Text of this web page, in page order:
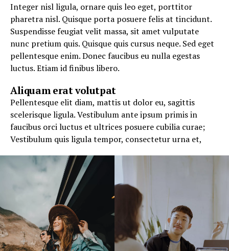
Integer nisl ligula, ornare quis leo eget, porttitor
pharetra nisl. Quisque porta posuere felis at tincidunt.
Suspendisse feugiat velit massa, sit amet vulputate
nunc pretium quis. Quisque quis cursus neque. Sed eget
pellentesque enim. Donec faucibus eu nulla egestas
luctus. Etiam id finibus libero.
Aliquam erat volutpat
Pellentesque elit diam, mattis ut dolor eu, sagittis
scelerisque ligula. Vestibulum ante ipsum primis in
faucibus orci luctus et ultrices posuere cubilia curae;
Vestibulum quis ligula tempor, consectetur urna et,